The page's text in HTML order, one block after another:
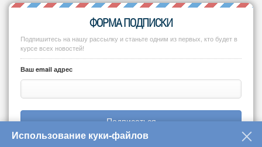
ФОРМА ПОДПИСКИ
Подпишитесь на нашу рассылку и станьте одним из первых, кто будет в
курсе всех новостей!
Ваш email адрес
Подписаться
Использование куки-файлов